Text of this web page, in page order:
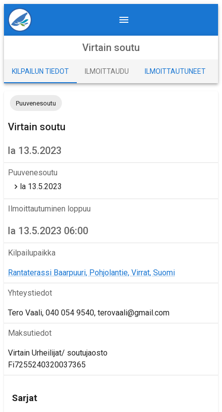
Virtain soutu
KILPAILUN TIEDOT ILMOITTAUDU ILMOITTAUTUNEET
Puuvenesoutu
Virtain soutu
la 13.5.2023
Puuvenesoutu
la 13.5.2023
Ilmoittautuminen loppuu
la 13.5.2023 06:00
Kilpailupaikka
Rantaterassi Baarpuuri, Pohjolantie, Virrat, Suomi
Yhteystiedot
Tero Vaali, 040 054 9540, terovaali@gmail.com
Maksutiedot
Virtain Urheilijat/ soutujaosto
Fi7255240320037365
Sarjat